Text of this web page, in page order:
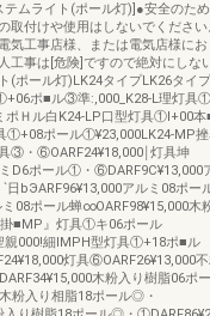
テムライト(ポール灯)]●安全のた
取付けや使用はしないでくださ
気工事店様、または電気店様に
工事は[危険]ですので絶対にしな
(ポール灯)LK24タイプLK26タイ
ポ■ル③準:,000_K28-L理灯具
ポＨル白K24-LP口型灯具①l+00本
①+08ポール①¥23,000LK24-MP
③・⑥OARF24¥18,000￨灯具坤
D6ポール①・⑥DARF9C¥13,000
bЭARF96¥13,000アルミ08ポー
08ポール蝉∞OARF98¥15,000木
■MP』灯具①キ06ポール
000!細IMPH型灯具①+18ポ■ル
灯具⑥OARF26¥13,000不
木粉入り樹脂06ポ
粉入り相脂18ポール◎・